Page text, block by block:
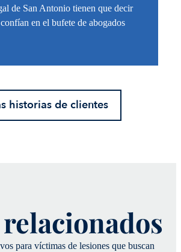
de San Antonio tienen que decir
en el bufete de abogados
historias de clientes
para víctimas de lesiones que buscan